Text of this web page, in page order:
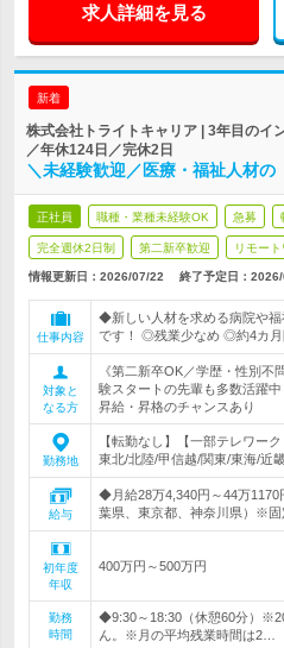
求人詳細を見る
新着
株式会社トライトキャリア | 3年目のイ
／年休124日／完休2日
＼未経験歓迎／医療・福祉人材の
正社員 職種・業種未経験OK 急募
完全週休2日制 第二新卒歓迎 リモー
情報更新日：2026/07/22 終了予定日：
仕事内容
◆新しい人材を求める病院や
です！ ◎残業少なめ ◎約4カ月
対象と
なる方
《第二新卒OK／学歴・性別
験スタートの先輩も多数活躍
昇給・昇格のチャンスあり
勤務地
【転勤なし】【一部テレワー
東北/北陸/甲信越/関東/東海/近
給与
◆月給28万4,340円～44万1170
葉県、東京都、神奈川県）※固
初年度
年収
400万円～500万円
勤務
時間
◆9:30～18:30（休憩60分）
ん。※月の平均残業時間は2…